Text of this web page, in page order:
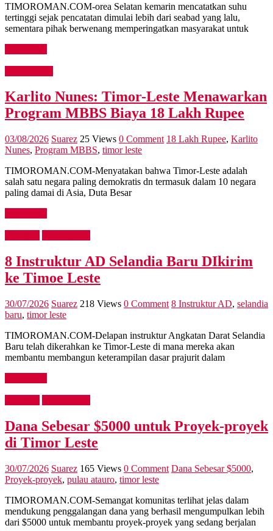
TIMOROMAN.COM-orea Selatan kemarin mencatatkan suhu
tertinggi sejak pencatatan dimulai lebih dari seabad yang lalu,
sementara pihak berwenang memperingatkan masyarakat untuk
Karlito Nunes: Timor-Leste Menawarkan
Program MBBS Biaya 18 Lakh Rupee
03/08/2026 Suarez 25 Views 0 Comment 18 Lakh Rupee, Karlito
Nunes, Program MBBS, timor leste
TIMOROMAN.COM-Menyatakan bahwa Timor-Leste adalah
salah satu negara paling demokratis dn termasuk dalam 10 negara
paling damai di Asia, Duta Besar
8 Instruktur AD Selandia Baru DIkirim
ke Timoe Leste
30/07/2026 Suarez 218 Views 0 Comment 8 Instruktur AD, selandia
baru, timor leste
TIMOROMAN.COM-Delapan instruktur Angkatan Darat Selandia
Baru telah dikerahkan ke Timor-Leste di mana mereka akan
membantu membangun keterampilan dasar prajurit dalam
Dana Sebesar $5000 untuk Proyek-proyek
di Timor Leste
30/07/2026 Suarez 165 Views 0 Comment Dana Sebesar $5000,
Proyek-proyek, pulau atauro, timor leste
TIMOROMAN.COM-Semangat komunitas terlihat jelas dalam
mendukung penggalangan dana yang berhasil mengumpulkan lebih
dari $5000 untuk membantu proyek-proyek yang sedang berjalan